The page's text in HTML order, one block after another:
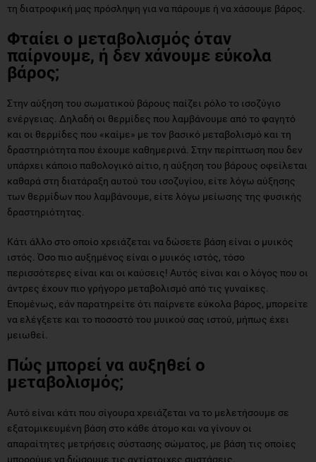
τη διατροφική μας πρόσληψη για να πάρουμε ή να χάσουμε βάρος.
Φταίει ο μεταβολισμός όταν
παίρνουμε, ή δεν χάνουμε εύκολα
βάρος;
Στην αύξηση του σωματικού βάρους παίζει ρόλο το ισοζύγιο
ενέργειας. Δηλαδή οι θερμίδες που λαμβάνουμε από το φαγητό
και οι θερμίδες που «καίμε» με τον βασικό μεταβολισμό και τη
δραστηριότητα που έχουμε καθημερινά. Στην περίπτωση που δεν
υπάρχει κάποιο παθολογικό αίτιο, η αύξηση του βάρους οφείλεται
καθαρά στη διατάραξη αυτού του ισοζυγίου, είτε λόγω αύξησης
των θερμίδων που λαμβάνουμε, είτε λόγω μείωσης της φυσικής
δραστηριότητας.
Κάτι άλλο στο οποίο χρειάζεται να δώσετε βάση είναι ο μυικός
ιστός. Όσο πιο αυξημένος είναι ο μυικός ιστός, τόσο
περισσότερες είναι και οι καύσεις! Αυτός είναι και ο λόγος που οι
άντρες έχουν πιο γρήγορο μεταβολισμό από τις γυναίκες.
Επομένως, εάν παρατηρείτε ότι παίρνετε εύκολα βάρος, μπορείτε
να ελέγξετε και το ποσοστό του μυικού σας ιστού, μήπως έχει
μειωθεί.
Πώς μπορεί να αυξηθεί ο
μεταβολισμός;
Αυτό είναι κάτι που σίγουρα χρειάζεται να το μελετήσουμε σε
εξατομικευμένη βάση στο κάθε άτομο και να γίνουν οι
απαραίτητες μετρήσεις σύστασης σώματος, με βάση τις οποίες
μπορούμε να δώσουμε τις αντίστοιχες συστάσεις.